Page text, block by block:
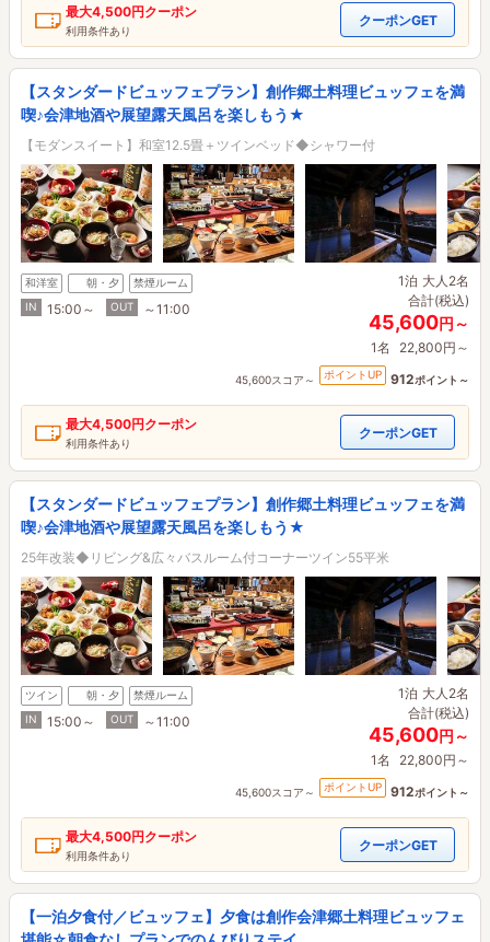
最大4,500円クーポン
利用条件あり
クーポンGET
【スタンダードビュッフェプラン】創作郷土料理ビュッフェを満
喫♪会津地酒や展望露天風呂を楽しもう★
【モダンスイート】和室12.5畳＋ツインベッド◆シャワー付
和洋室 朝・夕
禁煙ルーム
IN
15:00～ OUT ～11:00
1泊 大人2名
合計(税込)
45,600円～
1名 22,800円～
45,600スコア～ ポイントUP 912ポイント～
最大4,500円クーポン
利用条件あり
クーポンGET
【スタンダードビュッフェプラン】創作郷土料理ビュッフェを満
喫♪会津地酒や展望露天風呂を楽しもう★
25年改装◆リビング&広々バスルーム付コーナーツイン55平米
ツイン 朝・夕
禁煙ルーム
IN
15:00～ OUT ～11:00
1泊 大人2名
合計(税込)
45,600円～
1名 22,800円～
45,600スコア～ ポイントUP 912ポイント～
最大4,500円クーポン
利用条件あり
クーポンGET
【一泊夕食付／ビュッフェ】夕食は創作会津郷土料理ビュッフェ